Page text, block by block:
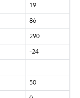
19
86
290
-24
50